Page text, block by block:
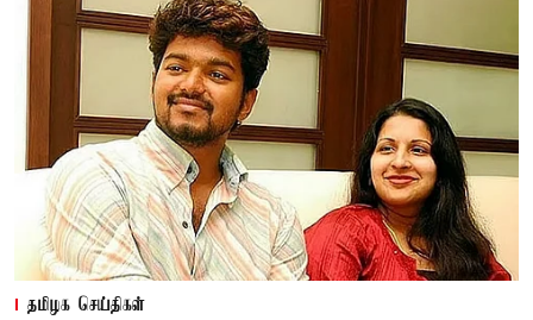
தமிழக செய்திகள்